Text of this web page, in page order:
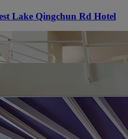
Lake Qingchun Rd Hotel